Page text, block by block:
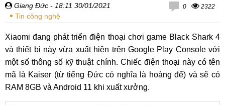
Giang Đức - 18:11 30/01/2021
Tin công nghệ
0 2322
Xiaomi đang phát triển điện thoại chơi game Black Shark 4
và thiết bị này vừa xuất hiện trên Google Play Console với
một số thông số kỹ thuật chính. Chiếc điện thoại này có tên
mã là Kaiser (từ tiếng Đức có nghĩa là hoàng đế) và sẽ có
RAM 8GB và Android 11 khi xuất xưởng.